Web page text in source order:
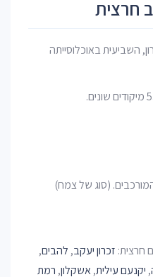
חרצית
השביעית באוכלוסייתה
(סוג של צמח)
זכרון יעקב, להבים,
, יקנעם עילית,אשקלון, רמת